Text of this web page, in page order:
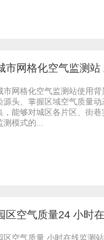
市网格化空气监测
市网格化空气监测站使用
源头、掌握区域空气质量
，能够对城区各片区、街
测模式的...
区空气质量24 小时
区空气质量 小时在线监测